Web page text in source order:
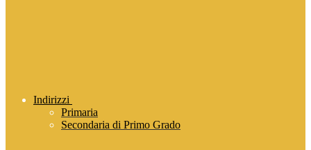
Indirizzi
Primaria
Secondaria di Primo Grado